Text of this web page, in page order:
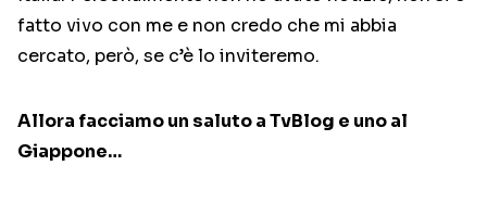
fatto vivo con me e non credo che mi abbia
cercato, però, se c’è lo inviteremo.
Allora facciamo un saluto a TvBlog e uno al
Giappone…